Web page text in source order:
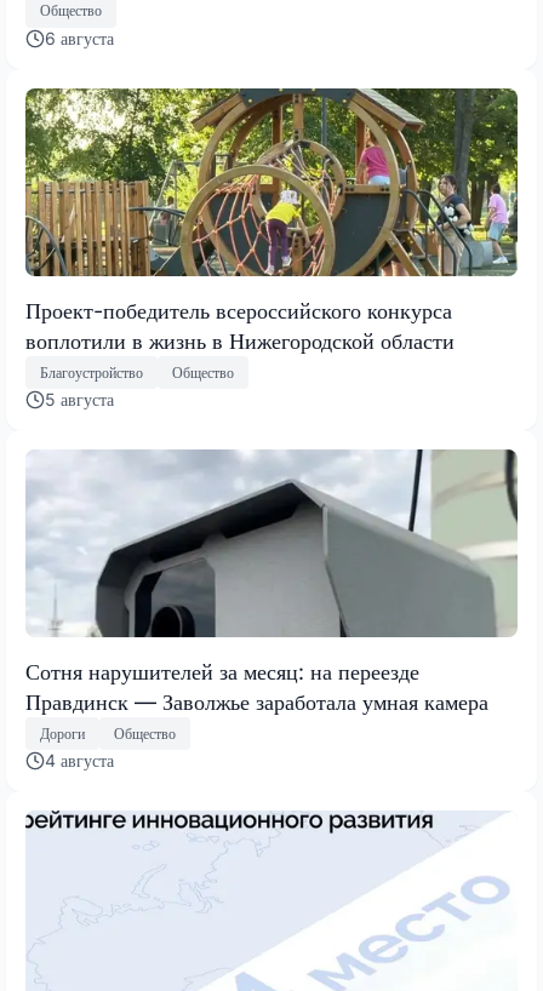
Общество
6 августа
Проект-победитель всероссийского конкурса
воплотили в жизнь в Нижегородской области
Благоустройство Общество
5 августа
Сотня нарушителей за месяц: на переезде
Правдинск — Заволжье заработала умная камера
Дороги Общество
4 августа